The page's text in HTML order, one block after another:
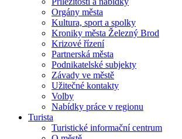
Orgány města
Kultura, sport a spolky
Kroniky města Železný Brod
Krizové řízení
Partnerská města
Podnikatelské subjekty
Závady ve městě
Užitečné kontakty
Volby
Nabídky práce v regionu
Turista
Turistické informační centrum